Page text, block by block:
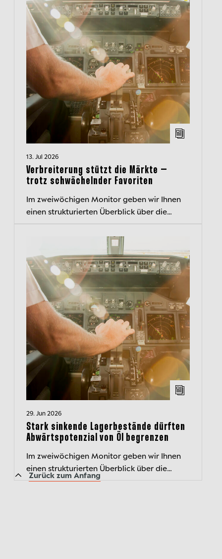
13. Jul 2026
Verbreiterung stützt die Märkte –
trotz schwächelnder Favoriten
Im zweiwöchigen Monitor geben wir Ihnen
einen strukturierten Überblick über die
wichtige Entwicklungen.
29. Jun 2026
Stark sinkende Lagerbestände dürften
Abwärtspotenzial von Öl begrenzen
Im zweiwöchigen Monitor geben wir Ihnen
einen strukturierten Überblick über die
aktuelle Kapitalmarktlage und beleuchten
Zurück zum Anfang